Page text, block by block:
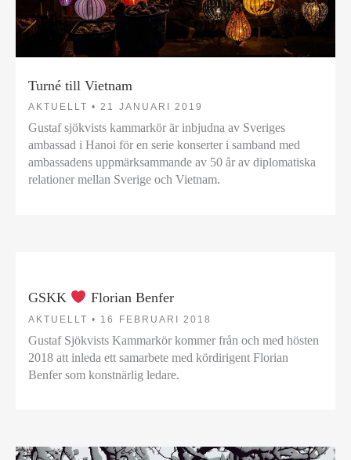
Turné till Vietnam
AKTUELLT • 21 JANUARI 2019
Gustaf sjökvists kammarkör är inbjudna av Sveriges
ambassad i Hanoi för en serie konserter i samband med
ambassadens uppmärksammande av 50 år av diplomatiska
relationer mellan Sverige och Vietnam.
GSKK Florian Benfer
AKTUELLT • 16 FEBRUARI 2018
Gustaf Sjökvists Kammarkör kommer från och med hösten
2018 att inleda ett samarbete med kördirigent Florian
Benfer som konstnärlig ledare.